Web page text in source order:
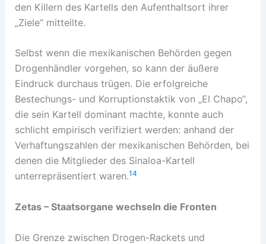
den Killern des Kartells den Aufenthaltsort ihrer
„Ziele“ mitteilte.
Selbst wenn die mexikanischen Behörden gegen
Drogenhändler vorgehen, so kann der äußere
Eindruck durchaus trügen. Die erfolgreiche
Bestechungs- und Korruptionstaktik von „El Chapo“,
die sein Kartell dominant machte, konnte auch
schlicht empirisch verifiziert werden: anhand der
Verhaftungszahlen der mexikanischen Behörden, bei
denen die Mitglieder des Sinaloa-Kartell
unterrepräsentiert waren.14
Zetas – Staatsorgane wechseln die Fronten
Die Grenze zwischen Drogen-Rackets und